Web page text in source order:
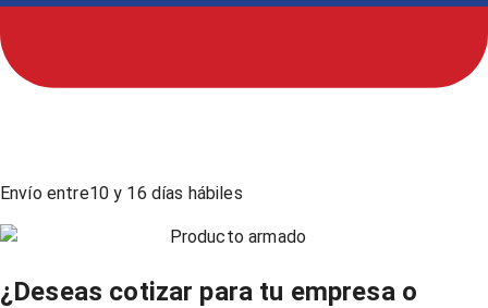
Envío entre10y 16 días hábiles
Producto armado
¿Deseas cotizar para tu empresa o